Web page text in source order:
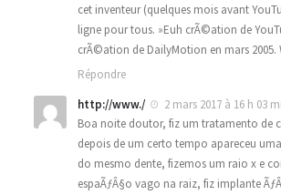
cet inventeur (quelques mois avant
ligne pour tous. »Euh crÃ©ation de
crÃ©ation de DailyMotion en mars 2005.
Répondre
http://www./
2 mars 2017 à 16 h 03
Boa noite doutor, fiz um tratamento de
depois de um certo tempo apareceu
do mesmo dente, fizemos um raio x e
espaÃƒÂ§o vago na raiz, fiz implante